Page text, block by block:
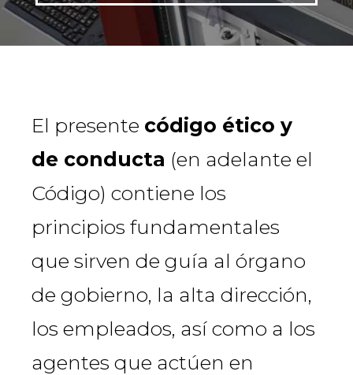
El presente código ético y
de conducta (en adelante el
Código) contiene los
principios fundamentales
que sirven de guía al órgano
de gobierno, la alta dirección,
los empleados, así como a los
agentes que actúen en